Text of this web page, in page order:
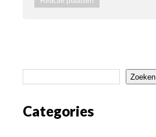
Zoeken
Categories